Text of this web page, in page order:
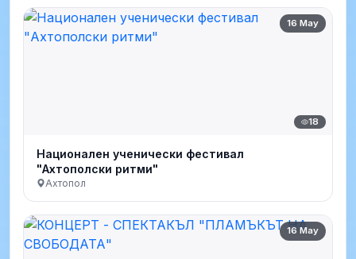
16 May
18
Национален ученически фестивал
"Ахтополски ритми"
Ахтопол
16 May